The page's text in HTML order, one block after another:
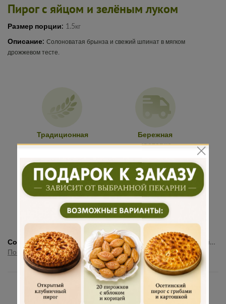
Пирог с яйцом и зелёным луком
Размер порции: 1.5кг
Описание: Солоноватая брынза и свежий шпинат в мягком
дрожжевом тесте.
Традиционная
рецептура
Бережная
доставка
Подарок к
каждому
заказу
Много
начинки
Состав:Мука, яйцо, дрожжи, маргарин, вода, соль, сахар, яйцо, лук зелёный, масло растительное, маргарин
Показать полностью
Нам доверяют